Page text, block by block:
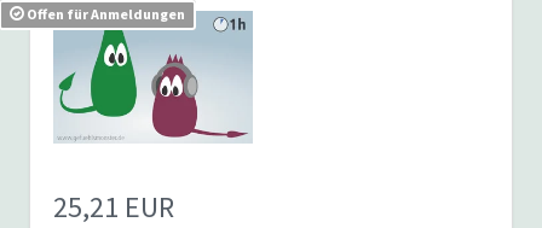
Offen für Anmeldungen
25,21 EUR